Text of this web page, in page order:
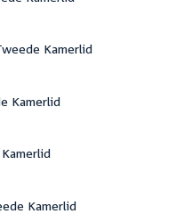
Kamerlid
Kamerlid
Kamerlid